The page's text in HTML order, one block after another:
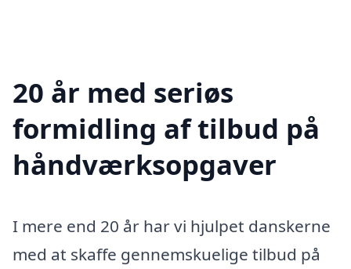
20 år med seriøs
formidling af tilbud på
håndværksopgaver
I mere end 20 år har vi hjulpet danskerne
med at skaffe gennemskuelige tilbud på